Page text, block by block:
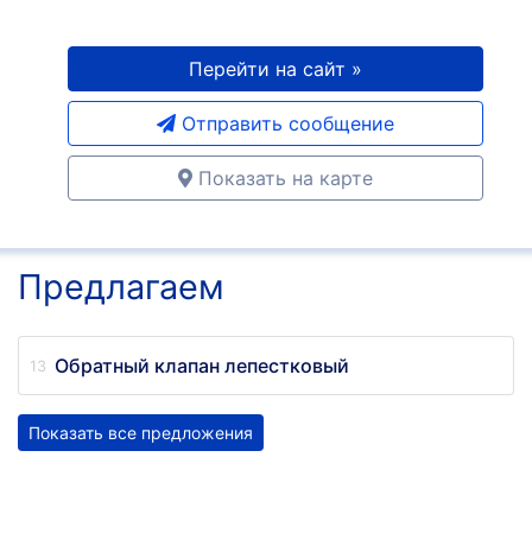
Перейти на сайт »
Отправить сообщение
Показать на карте
Предлагаем
Обратный клапан лепестковый
Показать все предложения